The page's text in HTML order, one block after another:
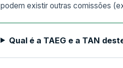
podem existir outras comissões
Qual é a TAEG e a TAN